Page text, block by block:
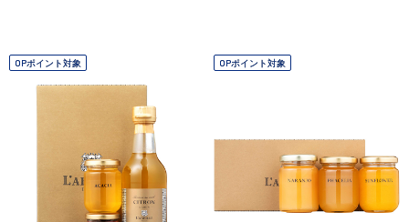
OPポイント対象 OPポイント対象